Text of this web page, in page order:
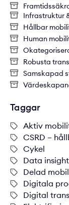
Infrastruktur
Hållbar
Human
Robusta
Samskapad
Taggar
Aktiv
CSRD –
Cykel
Data
Delad
Digitala
Digital